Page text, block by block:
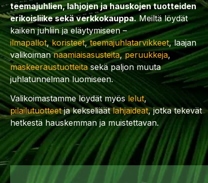
teemajuhlien, lahjojen ja hauskojen tuotteiden
erikoisliike sekä verkkokauppa.Meiltä löydät
kaiken juhliin ja eläytymiseen –
ilmapallot,koristeet,teemajuhlatarvikkeet, laajan
valikoimannaamiaisasusteita,peruukkeja,
maskeeraustuotteitasekä paljon muuta
juhlatunnelman luomiseen.
Valikoimastamme löydät myöslelut,
pilailutuotteetja kekseliäätlahjaideat, jotka tekevät
hetkestä hauskemman ja muistettavan.